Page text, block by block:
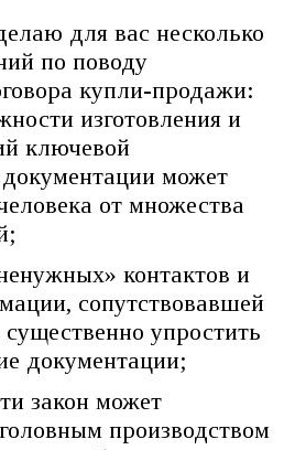
для вас несколько
по поводу
купли-продажи:
изготовления и
ключевой
может
от множества
контактов и
сопутствовавшей
упростить
документации;
закон может
производством